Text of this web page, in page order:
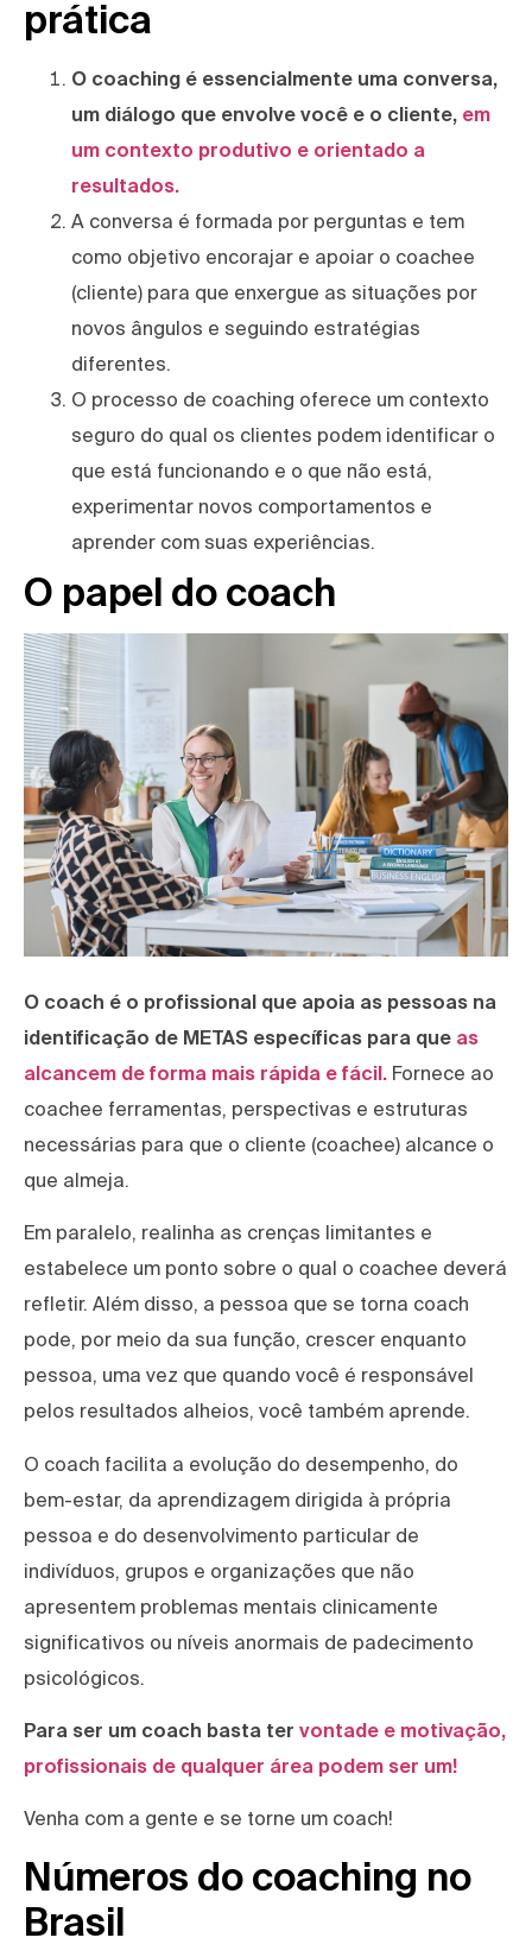
prática
O coaching é essencialmente uma conversa,
um diálogo que envolve você e o cliente, em
um contexto produtivo e orientado a
resultados.
A conversa é formada por perguntas e tem
como objetivo encorajar e apoiar o coachee
(cliente) para que enxergue as situações por
novos ângulos e seguindo estratégias
diferentes.
O processo de coaching oferece um contexto
seguro do qual os clientes podem identificar o
que está funcionando e o que não está,
experimentar novos comportamentos e
aprender com suas experiências.
O papel do coach
O coach é o profissional que apoia as pessoas na
identificação de METAS específicas para que as
alcancem de forma mais rápida e fácil. Fornece ao
coachee ferramentas, perspectivas e estruturas
necessárias para que o cliente (coachee) alcance o
que almeja.
Em paralelo, realinha as crenças limitantes e
estabelece um ponto sobre o qual o coachee deverá
refletir. Além disso, a pessoa que se torna coach
pode, por meio da sua função, crescer enquanto
pessoa, uma vez que quando você é responsável
pelos resultados alheios, você também aprende.
O coach facilita a evolução do desempenho, do
bem-estar, da aprendizagem dirigida à própria
pessoa e do desenvolvimento particular de
indivíduos, grupos e organizações que não
apresentem problemas mentais clinicamente
significativos ou níveis anormais de padecimento
psicológicos.
Para ser um coach basta ter vontade e motivação,
profissionais de qualquer área podem ser um!
Venha com a gente e se torne um coach!
Números do coaching no
Brasil